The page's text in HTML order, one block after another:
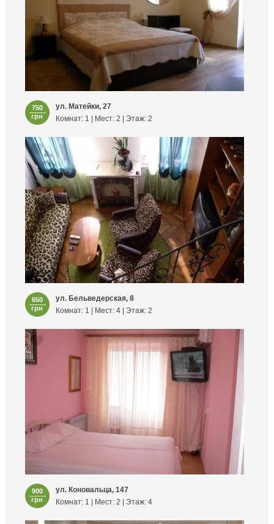
750
грн
ул. Матейки, 27
Комнат: 1 | Мест: 2 | Этаж: 2
650
грн
ул. Бельведерская, 8
Комнат: 1 | Мест: 4 | Этаж: 2
900
грн
ул. Коновальца, 147
Комнат: 1 | Мест: 2 | Этаж: 4